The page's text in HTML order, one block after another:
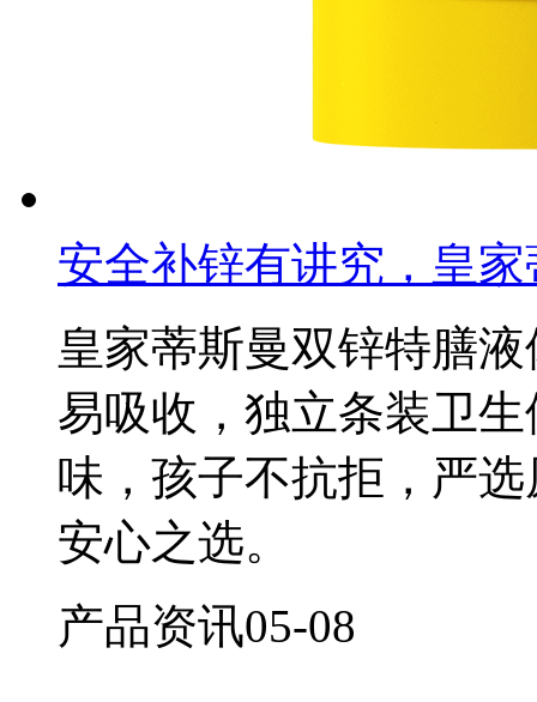
安全补锌有讲究，皇
皇家蒂斯曼双锌特膳
易吸收，独立条装卫
味，孩子不抗拒，严
安心之选。
产品资讯05-08